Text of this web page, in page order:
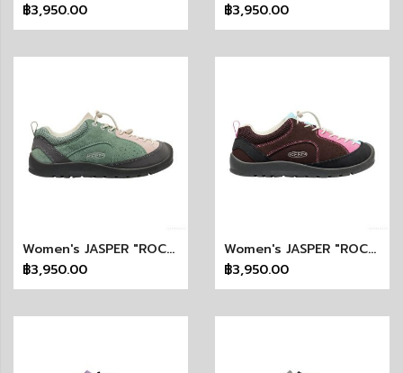
฿3,950.00
฿3,950.00
Women's JASPER "ROCKS" SP (LILY PAD/CAMEO ROSE)
฿3,950.00
Women's JASPER "ROCKS" SP (JAVA/CASHMERE ROSE)
฿3,950.00